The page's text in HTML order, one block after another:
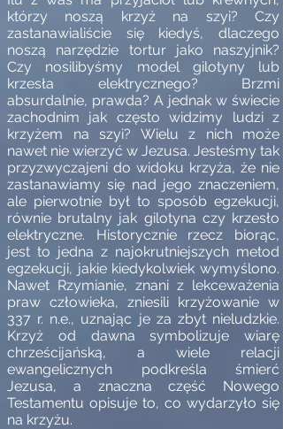
którzy noszą krzyż na szyi? Czy
zastanawialiście się kiedyś, dlaczego
noszą narzędzie tortur jako naszyjnik?
Czy nosilibyśmy model gilotyny lub
krzesła elektrycznego? Brzmi
absurdalnie, prawda? A jednak w świecie
zachodnim jak często widzimy ludzi z
krzyżem na szyi? Wielu z nich może
nawet nie wierzyć w Jezusa. Jesteśmy tak
przyzwyczajeni do widoku krzyża, że nie
zastanawiamy się nad jego znaczeniem,
ale pierwotnie był to sposób egzekucji,
równie brutalny jak gilotyna czy krzesło
elektryczne. Historycznie rzecz biorąc,
jest to jedna z najokrutniejszych metod
egzekucji, jakie kiedykolwiek wymyślono.
Nawet Rzymianie, znani z lekceważenia
praw człowieka, zniesili krzyżowanie w
337 r. n.e., uznając je za zbyt nieludzkie.
Krzyż od dawna symbolizuje wiarę
chrześcijańską, a wiele relacji
ewangelicznych podkreśla śmierć
Jezusa, a znaczna część Nowego
Testamentu opisuje to, co wydarzyło się
na krzyżu.